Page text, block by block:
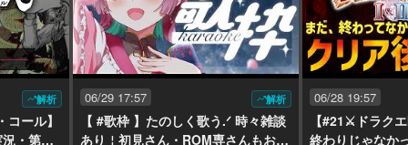
解析
ール】
・第二
06/29 17:57 解析
【 #歌枠 】たのしく歌う.ᐟ 時々雑談
あり￤初見さん・ROM専さんもお気
06/28 19:57
【#21⚔ドラク
終わりじゃなか